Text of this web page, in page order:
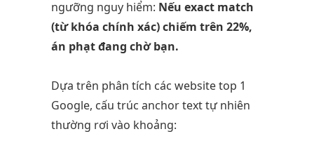
ngưỡng nguy hiểm: Nếu exact match
(từ khóa chính xác) chiếm trên 22%,
án phạt đang chờ bạn.
Dựa trên phân tích các website top 1
Google, cấu trúc anchor text tự nhiên
thường rơi vào khoảng: